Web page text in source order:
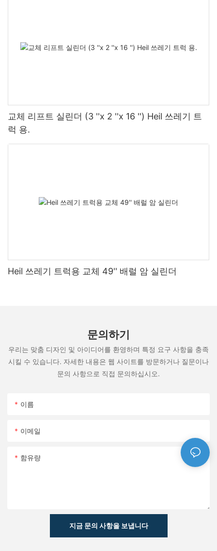
교체 리프트 실린더 (3 ''x 2 ''x 16 '') Heil 쓰레기 트
럭 용.
Heil 쓰레기 트럭용 교체 49'' 배럴 암 실린더
문의하기
우리는 맞춤 디자인 및 아이디어를 환영하며 특정 요구 사항을 충족
시킬 수 있습니다. 자세한 내용은 웹 사이트를 방문하거나 질문이나
문의 사항으로 직접 문의하십시오.
이름
이메일
함유량
지금 문의 사항을 보냅니다